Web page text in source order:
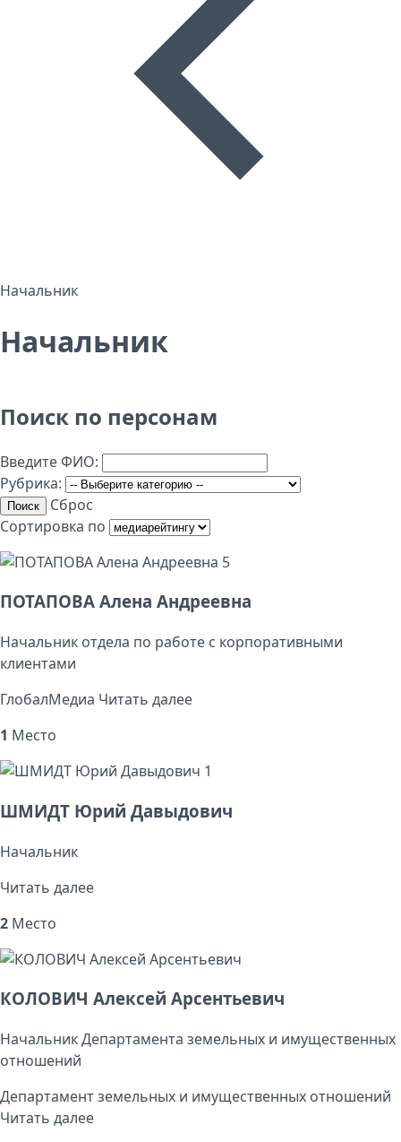
Начальник
Начальник
Поиск по персонам
Введите ФИО:
Рубрика:
Поиск
Сброс
Сортировка по
5
ПОТАПОВА Алена Андреевна
Начальник отдела по работе с корпоративными
клиентами
ГлобалМедиа Читать далее
1 Место
1
ШМИДТ Юрий Давыдович
Начальник
Читать далее
2 Место
КОЛОВИЧ Алексей Арсентьевич
Начальник Департамента земельных и имущественных
отношений
Департамент земельных и имущественных отношений
Читать далее